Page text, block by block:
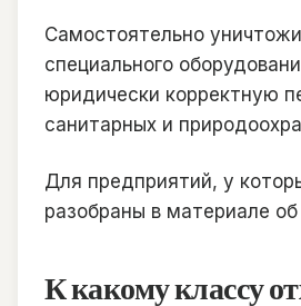
Самостоятельно
специального
юридически корректную
санитарных и
Для предприятий, у
разобраны в материале об
К какому классу